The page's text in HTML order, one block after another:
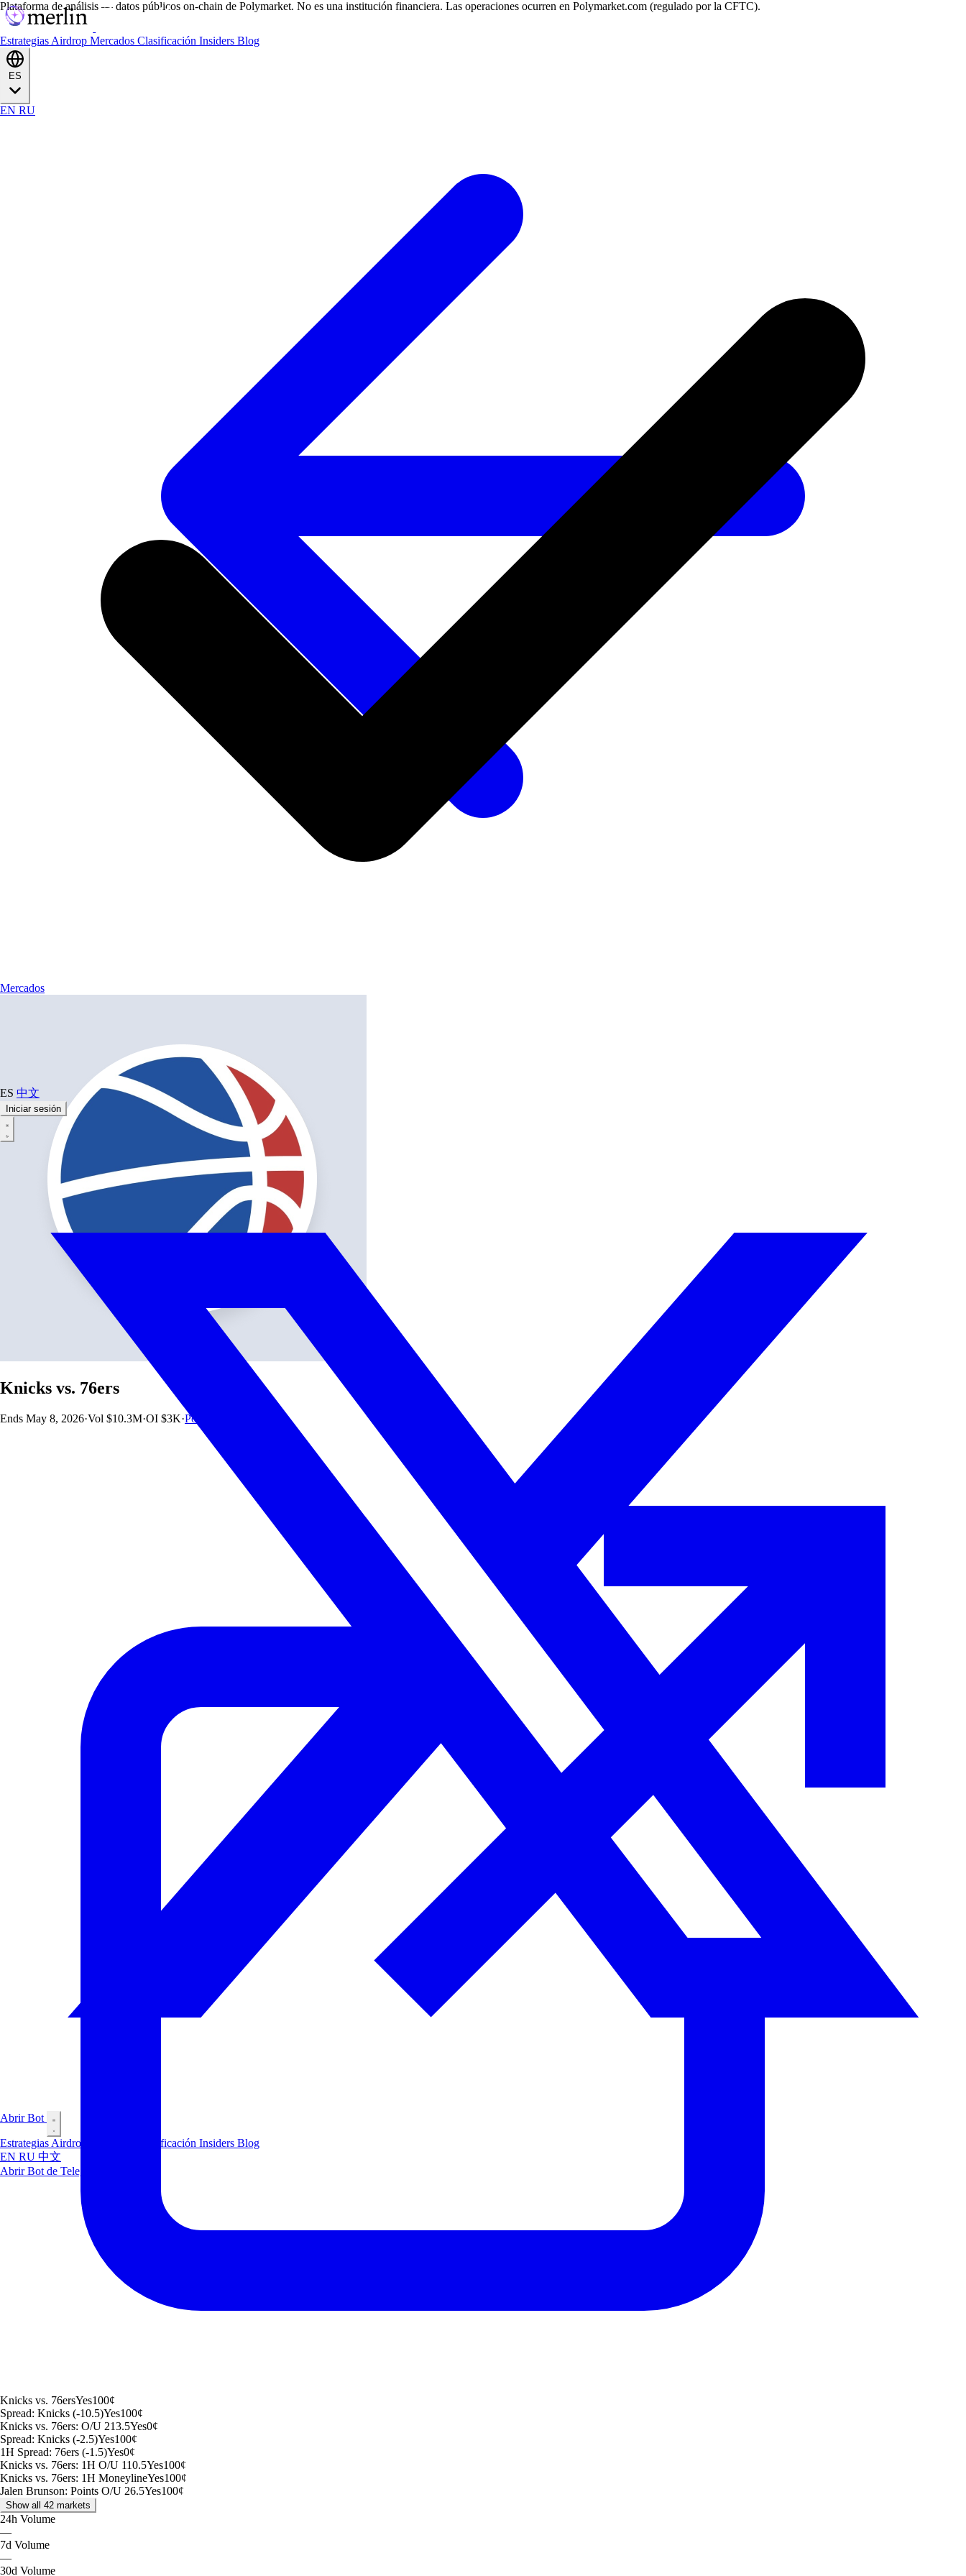
Estrategias Airdrop Mercados Clasificación Insiders Blog
EN RU
ES 中文
Iniciar sesión
Abrir Bot
Estrategias Airdrop Clasificación Insiders Blog
EN RU 中文
Abrir Bot de Telegram
Plataforma de análisis — datos públicos on-chain de Polymarket. No es una institución financiera. Las operaciones ocurren en Polymarket.com (regulado por la CFTC).
Mercados
Knicks vs. 76ers
Ends May 8, 2026·Vol $10.3M·OI $3K·Polymarket
Knicks vs. 76ersYes100¢
Spread: Knicks (-10.5)Yes100¢
Knicks vs. 76ers: O/U 213.5Yes0¢
Spread: Knicks (-2.5)Yes100¢
1H Spread: 76ers (-1.5)Yes0¢
Knicks vs. 76ers: 1H O/U 110.5Yes100¢
Knicks vs. 76ers: 1H MoneylineYes100¢
Jalen Brunson: Points O/U 26.5Yes100¢
Show all 42 markets
24h Volume
—
7d Volume
—
30d Volume